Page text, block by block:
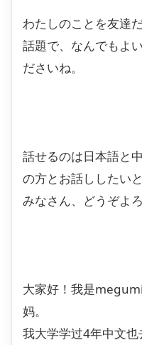
わたしのことを友達
話題で、なんでもよ
ださいね。
話せるのは日本語と
の方とお話ししたい
みなさん、どうぞよ
大家好！我是
妈。
我大学学过4年中文也